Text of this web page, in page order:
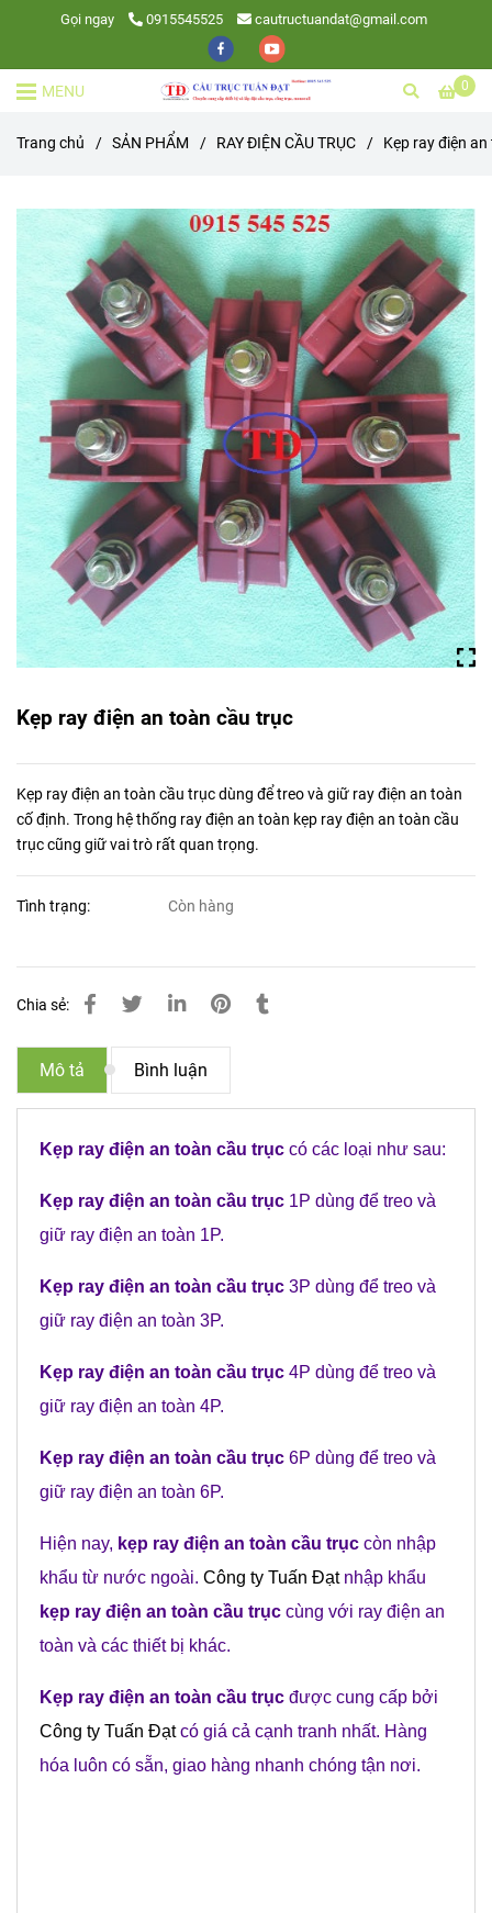
Gọi ngay 0915545525 cautructuandat@gmail.com
0
MENU
Trang chủ / SẢN PHẨM / RAY ĐIỆN CẦU TRỤC / Kẹp ray điện
Kẹp ray điện an toàn cầu trục
Kẹp ray điện an toàn cầu trục dùng để treo và giữ ray điện an toàn
cố định. Trong hệ thống ray điện an toàn kẹp ray điện an toàn cầu
trục cũng giữ vai trò rất quan trọng.
Tình trạng: Còn hàng
Chia sẻ:
Mô tả Bình luận
Kẹp ray điện an toàn cầu trục có các loại như sau:
Kẹp ray điện an toàn cầu trục 1P dùng để treo và
giữ ray điện an toàn 1P.
Kẹp ray điện an toàn cầu trục 3P dùng để treo và
giữ ray điện an toàn 3P.
Kẹp ray điện an toàn cầu trục 4P dùng để treo và
giữ ray điện an toàn 4P.
Kẹp ray điện an toàn cầu trục 6P dùng để treo và
giữ ray điện an toàn 6P.
Hiện nay, kẹp ray điện an toàn cầu trục còn nhập
khẩu từ nước ngoài. Công ty Tuấn Đạtnhập khẩu
kẹp ray điện an toàn cầu trục cùng với ray điện an
toàn và các thiết bị khác.
Kẹp ray điện an toàn cầu trục được cung cấp bởi
Công ty Tuấn Đạtcó giá cả cạnh tranh nhất. Hàng
hóa luôn có sẵn, giao hàng nhanh chóng tận nơi.